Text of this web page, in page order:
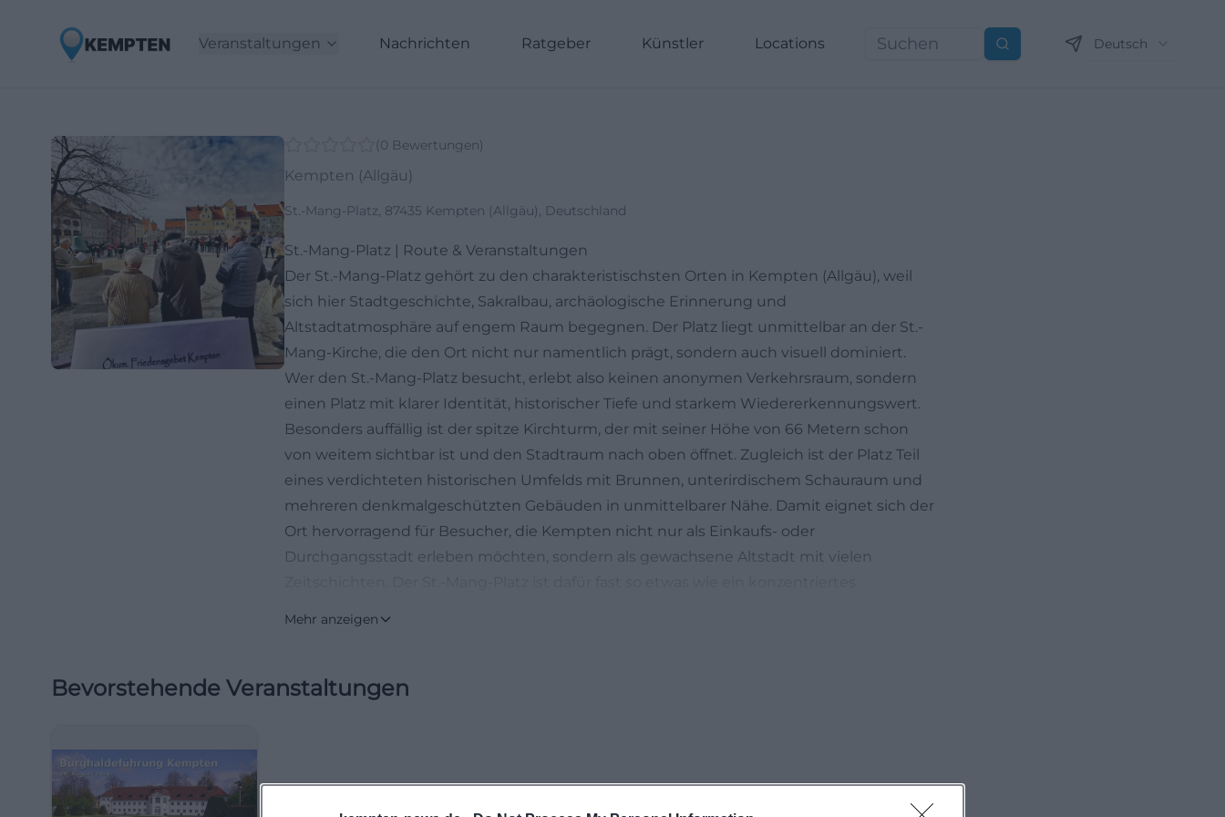
Veranstaltungen Nachrichten Ratgeber Künstler Locations Suchen Deutsch
(0 Bewertungen)
Kempten (Allgäu)
St.-Mang-Platz, 87435 Kempten (Allgäu), Deutschland
St.-Mang-Platz | Route & Veranstaltungen
Der St.-Mang-Platz gehört zu den charakteristischsten Orten in Kempten (Allgäu), weil
sich hier Stadtgeschichte, Sakralbau, archäologische Erinnerung und
Altstadtatmosphäre auf engem Raum begegnen. Der Platz liegt unmittelbar an der St.-
Mang-Kirche, die den Ort nicht nur namentlich prägt, sondern auch visuell dominiert.
Wer den St.-Mang-Platz besucht, erlebt also keinen anonymen Verkehrsraum, sondern
einen Platz mit klarer Identität, historischer Tiefe und starkem Wiedererkennungswert.
Besonders auffällig ist der spitze Kirchturm, der mit seiner Höhe von 66 Metern schon
von weitem sichtbar ist und den Stadtraum nach oben öffnet. Zugleich ist der Platz Teil
eines verdichteten historischen Umfelds mit Brunnen, unterirdischem Schauraum und
mehreren denkmalgeschützten Gebäuden in unmittelbarer Nähe. Damit eignet sich der
Ort hervorragend für Besucher, die Kempten nicht nur als Einkaufs- oder
Durchgangsstadt erleben möchten, sondern als gewachsene Altstadt mit vielen
Der St.-Mang-Platz liegt in der Innenstadt von Kempten direkt neben der gleichnamigen
durch Kemptens Altstadt ist das ein idealer Startpunkt, weil sich von hier aus viele
wichtige Sehenswürdigkeiten in kurzer Distanz erschließen lassen. Das betrifft nicht nur
Mehr anzeigen
Bevorstehende Veranstaltungen